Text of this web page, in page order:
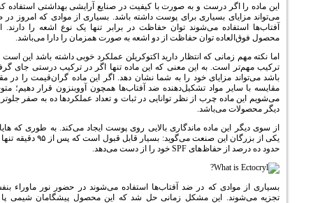
و به صورت با کیفیت در صنایع آرایشی بهداشتی استفاده کنید
برای پوست داشته باشد. بسیاری از موادی که امروز در ضد
توان حفاظت در برابر تنها یک نوع اشعه را دارند. این
حفاظت از دو اشعه به صورت همزمان را دارا می‌باشد.
انتظار دارید اکتوکریلن عملکرد خوبی داشته باشد این است که
معنی که این ماده تنها اگر در ترکیب درستی جای گرفته
خود را به شما نشان دهد. اگر این ماده گران‌قیمت را در مقام
تشکیل‌دهنده ضد آفتاب‌ها همچون آووبنزون قرار دهیم؛ متوجه
نظر توانایی در ثبات و تعداد عملکردها ده به صفر جلوتر از
ماندگاری بالایی روی پوست ایجاد می‌کند. به طوری که هایاگ
یکی از بزرگان این صنعت می‌گوید: بسیار قابل قبول است که پس از ۹۵ دقیقه تنها در
ضد آفتاب‌ها استفاده می‌شوند در حضور نور ماوراء بنفش
مشکل زمانی حل شد که این محصول پیشگامان شیمی پا به